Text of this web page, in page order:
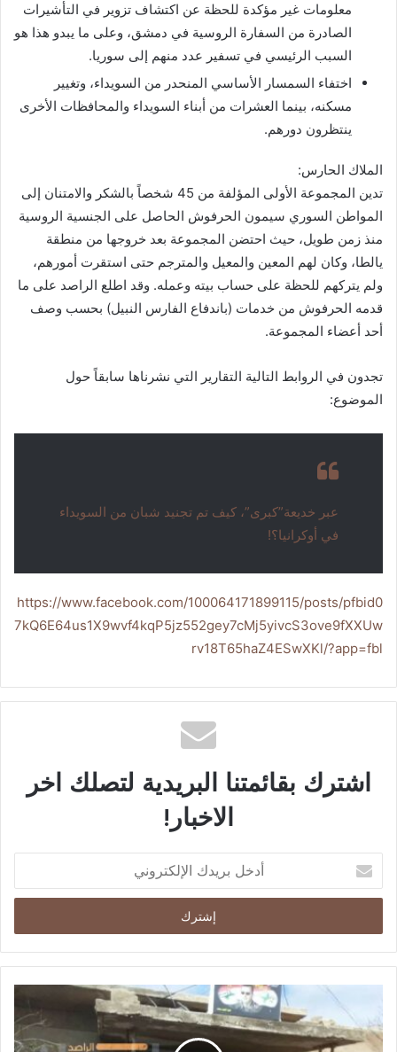
معلومات غير مؤكدة للحظة عن اكتشاف تزوير في التأشيرات
الصادرة من السفارة الروسية في دمشق، وعلى ما يبدو هذا هو
السبب الرئيسي في تسفير عدد منهم إلى سوريا.
اختفاء السمسار الأساسي المنحدر من السويداء، وتغيير
مسكنه، بينما العشرات من أبناء السويداء والمحافظات الأخرى
ينتظرون دورهم.
الملاك الحارس:
تدين المجموعة الأولى المؤلفة من 45 شخصاً بالشكر والامتنان إلى
المواطن السوري سيمون الحرفوش الحاصل على الجنسية الروسية
منذ زمن طويل، حيث احتضن المجموعة بعد خروجها من منطقة
يالطا، وكان لهم المعين والمعيل والمترجم حتى استقرت أمورهم،
ولم يتركهم للحظة على حساب بيته وعمله. وقد اطلع الراصد على ما
قدمه الحرفوش من خدمات (باندفاع الفارس النبيل) بحسب وصف
أحد أعضاء المجموعة.
تجدون في الروابط التالية التقارير التي نشرناها سابقاً حول
الموضوع:
عبر خديعة”كبرى”، كيف تم تجنيد شبان من السويداء
في أوكرانيا؟!
https://www.facebook.com/100064171899115/posts/pfbid0
7kQ6E64us1X9wvf4kqP5jz552gey7cMj5yivcS3ove9fXXUw
rv18T65haZ4ESwXKl/?app=fbl
اشترك بقائمتنا البريدية لتصلك اخر
الاخبار!